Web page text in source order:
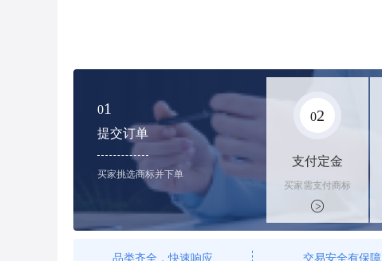
01
提交订单
买家挑选商标并下单
02
支付定金
买家需支付商标
标价的100%的
购买订金
品类齐全，快速响应 交易安全有保障